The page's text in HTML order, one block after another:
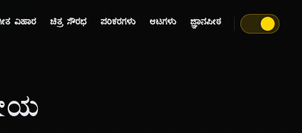
ವಿಹಾರ ಚಿತ್ರ ಸೌರಭ ಪರಿಕರಗಳು ಆಟಗಳು ಜ್ಞಾನಪೀಠ